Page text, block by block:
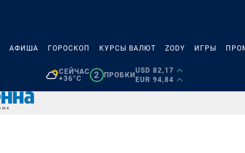
АФИША ГОРОСКОП КУРСЫ ВАЛЮТ ZODY ИГРЫ
СЕЙЧАС
+36°C
2 ПРОБКИ
USD 82,17
EUR 94,84